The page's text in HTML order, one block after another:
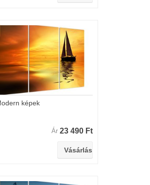
képek
Ár 23 490 Ft